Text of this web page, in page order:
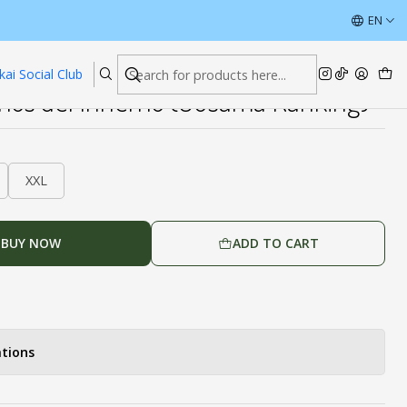
Social Club
Read more
EN
del Infierno (Ousama Ranking)
XXL
ADD TO CART
BUY NOW